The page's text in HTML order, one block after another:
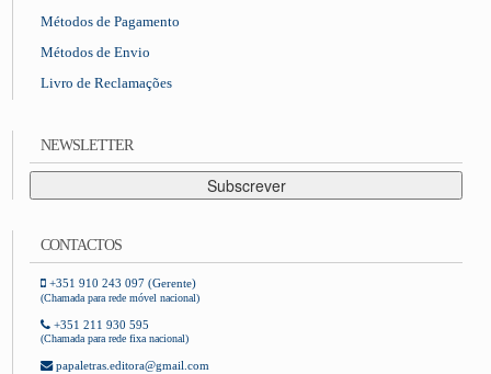
Métodos de Pagamento
Métodos de Envio
Livro de Reclamações
NEWSLETTER
Subscrever
CONTACTOS
+351 910 243 097 (Gerente)
(Chamada para rede móvel nacional)
+351 211 930 595
(Chamada para rede fixa nacional)
papaletras.editora@gmail.com